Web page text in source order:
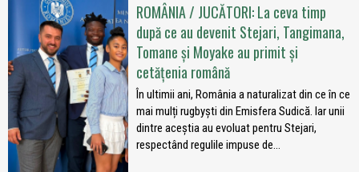
ROMÂNIA / JUCĂTORI: La ceva timp
după ce au devenit Stejari, Tangimana,
Tomane și Moyake au primit și
cetățenia română
În ultimii ani, România a naturalizat din ce în ce
mai mulți rugbyști din Emisfera Sudică. Iar unii
dintre aceștia au evoluat pentru Stejari,
respectând regulile impuse de...